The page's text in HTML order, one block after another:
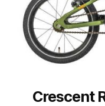
Crescent